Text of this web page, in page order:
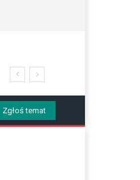
Zgłoś temat